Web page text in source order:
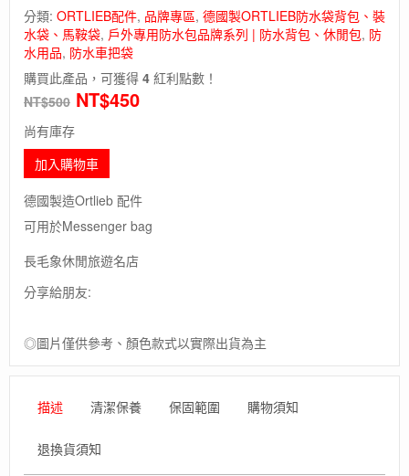
分類: ORTLIEB配件, 品牌專區, 德國製ORTLIEB防水袋背包、裝
水袋、馬鞍袋, 戶外專用防水包品牌系列 | 防水背包、休閒包, 防
水用品, 防水車把袋
購買此產品，可獲得 4 紅利點數！
NT$500 NT$450
尚有庫存
加入購物車
德國製造Ortlieb 配件
可用於Messenger bag
長毛象休閒旅遊名店
分享給朋友:
◎圖片僅供參考、顏色款式以實際出貨為主
描述 清潔保養 保固範圍 購物須知
退換貨須知